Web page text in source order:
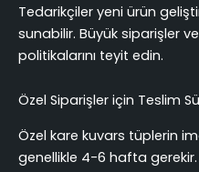
Tedarikçiler yeni ürün
sunabilir. Büyük siparişler
politikalarını teyit edin.
Özel Siparişler için Teslim
Özel kare kuvars tüplerin
genellikle 4-6 hafta gerekir.